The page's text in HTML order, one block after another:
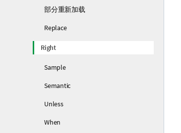
部分重新加载
Replace
Right
Sample
Semantic
Unless
When